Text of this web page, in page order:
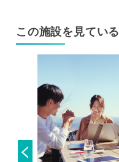
この施設を見てい